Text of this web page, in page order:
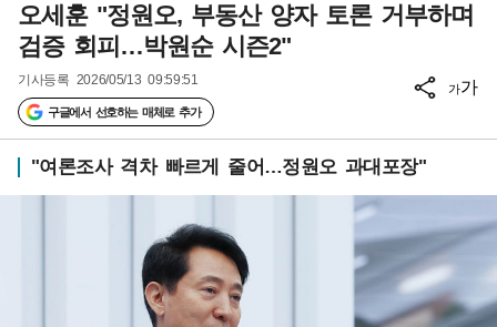
오세훈 "정원오, 부동산 양자 토론 거부하며
검증 회피…박원순 시즌2"
기사등록 2026/05/13 09:59:51
구글에서 선호하는 매체로 추가
가가
"여론조사 격차 빠르게 줄어…정원오 과대포장"